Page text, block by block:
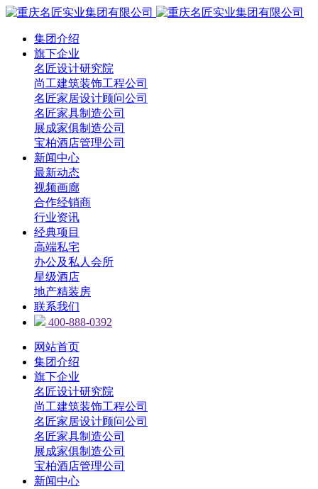
集团介绍
旗下企业
名匠设计研究院
尚工建筑装饰工程公司
名匠家居设计顾问公司
名匠家具制造公司
展成家俱制造公司
宝柏酒店管理公司
新闻中心
最新动态
视频画廊
合作经销商
行业资讯
经典项目
高端私宅
办公及私人会所
星级酒店
地产精装房
联系我们
400-888-0392
网站首页
集团介绍
旗下企业
名匠设计研究院
尚工建筑装饰工程公司
名匠家居设计顾问公司
名匠家具制造公司
展成家俱制造公司
宝柏酒店管理公司
新闻中心